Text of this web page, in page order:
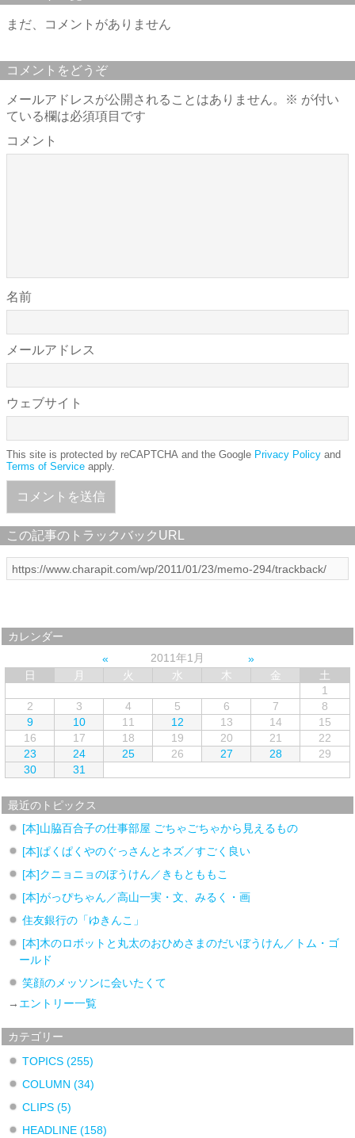
まだ、コメントがありません
コメントをどうぞ
メールアドレスが公開されることはありません。 ※ が付い
ている欄は必須項目です
コメント
名前
メールアドレス
ウェブサイト
This site is protected by reCAPTCHA and the Google Privacy Policy and
Terms of Service apply.
この記事のトラックバックURL
カレンダー
2011年1月
日
月 火 水 木 金
土
1
2
3 4 5 6 7
8
9
10 11 12 13 14
15
16
17 18 19 20 21
22
23
24 25 26 27 28
29
30
31
最近のトピックス
[本]山脇百合子の仕事部屋 ごちゃごちゃから見えるもの
[本]ぱくぱくやのぐっさんとネズ／すごく良い
[本]クニョニョのぼうけん／きもとももこ
[本]がっぴちゃん／高山一実・文、みるく・画
住友銀行の「ゆきんこ」
[本]木のロボットと丸太のおひめさまのだいぼうけん／トム・ゴ
ールド
笑顔のメッソンに会いたくて
→ エントリー一覧
カテゴリー
TOPICS (255)
COLUMN (34)
CLIPS (5)
HEADLINE (158)